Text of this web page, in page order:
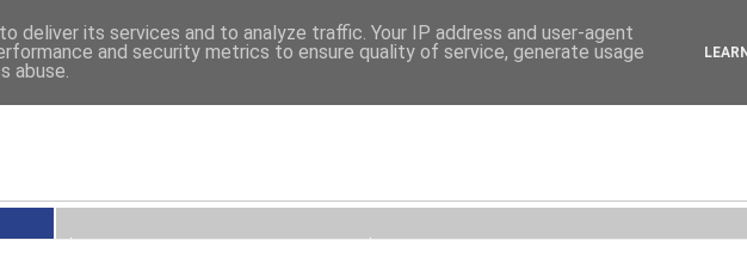
deliver its services and to analyze traffic. Your IP address and user-agent
and security metrics to ensure quality of service, generate usage
abuse.